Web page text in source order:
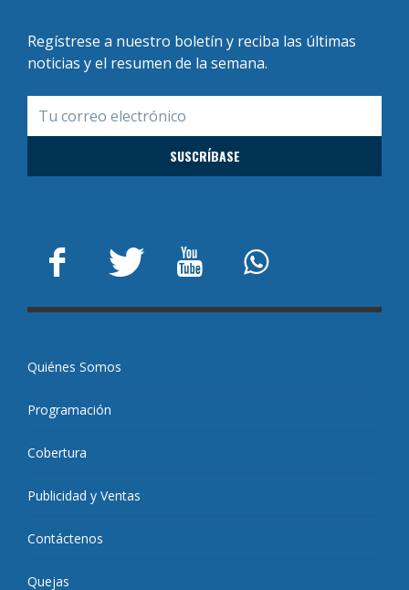
Regístrese a nuestro boletín y reciba las últimas
noticias y el resumen de la semana.
Quiénes Somos
Programación
Cobertura
Publicidad y Ventas
Contáctenos
Quejas